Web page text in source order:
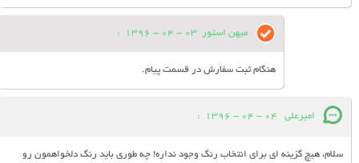
میهن استور 03 - 04 - 1396
:
هنگام ثبت سفارش در قسمت پیام.
امیرعلی 04 - 04 - 1396
:
سلام، هیچ گزینه ای برای انتخاب رنگ وجود نداره! چه طوری باید رنگ دلخواهمون رو